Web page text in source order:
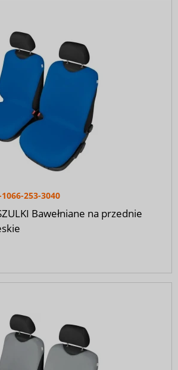
253-3040
Bawełniane na przednie